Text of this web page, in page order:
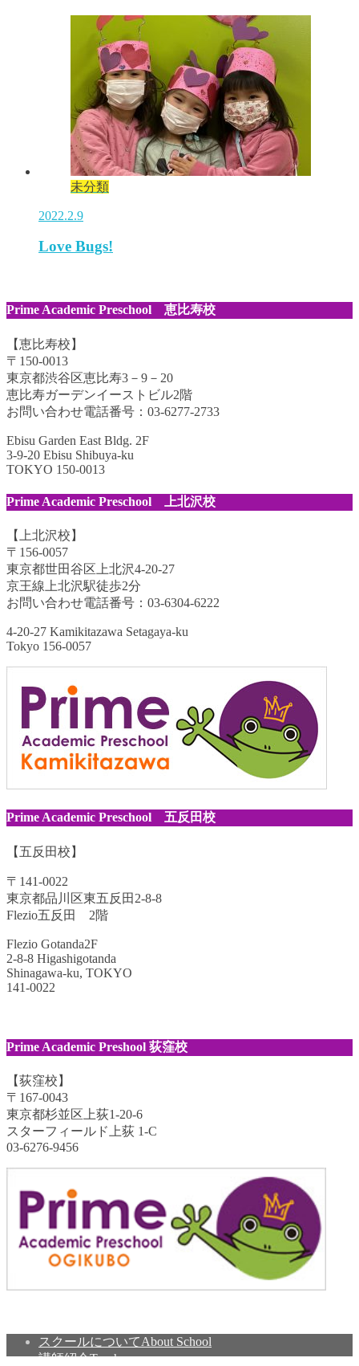
未分類
2022.2.9
Love Bugs!
Prime Academic Preschool 恵比寿校
【恵比寿校】
〒150-0013
東京都渋谷区恵比寿3－9－20
恵比寿ガーデンイーストビル2階
お問い合わせ電話番号：03-6277-2733
Ebisu Garden East Bldg. 2F
3-9-20 Ebisu Shibuya-ku
TOKYO 150-0013
Prime Academic Preschool 上北沢校
【上北沢校】
〒156-0057
東京都世田谷区上北沢4-20-27
京王線上北沢駅徒歩2分
お問い合わせ電話番号：03-6304-6222
4-20-27 Kamikitazawa Setagaya-ku
Tokyo 156-0057
Prime Academic Preschool 五反田校
【五反田校】
〒141-0022
東京都品川区東五反田2-8-8
Flezio五反田 2階
Flezio Gotanda2F
2-8-8 Higashigotanda
Shinagawa-ku, TOKYO
141-0022
Prime Academic Preshool 荻窪校
【荻窪校】
〒167-0043
東京都杉並区上荻1-20-6
スターフィールド上荻 1-C
03-6276-9456
スクールについてAbout School
講師紹介Teachers